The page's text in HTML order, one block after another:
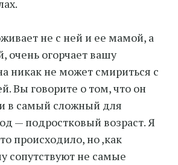
не с ней и ее мамой, а
очень огорчает вашу
никак не может смириться с
Вы говорите о том, что он
в самый сложный для
— подростковый возраст. Я
происходило, но ,как
сопутствуют не самые